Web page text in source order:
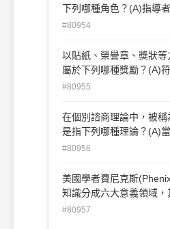
下列哪種角色？(A)指導
新者(D)輔助者。
#80954
以貼紙、榮譽章、獎狀
屬於下列哪種獎勵？(A)
(C)社會性(D)活動性
#80955
在個別諮商理論中，被
是指下列哪種理論？(A)
折衷性諮商學派(C)發展
#80956
美國學者費尼克斯
知識分成六大意義領域，
項領域的「代表學科」，
#80957